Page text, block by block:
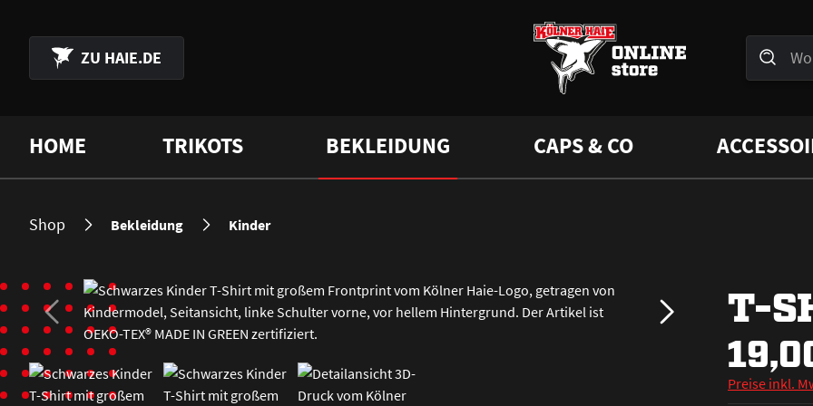
ZU HAIE.DE
HOME TRIKOTS BEKLEIDUNG CAPS & CO
Shop Bekleidung Kinder
T-
Preise inkl.